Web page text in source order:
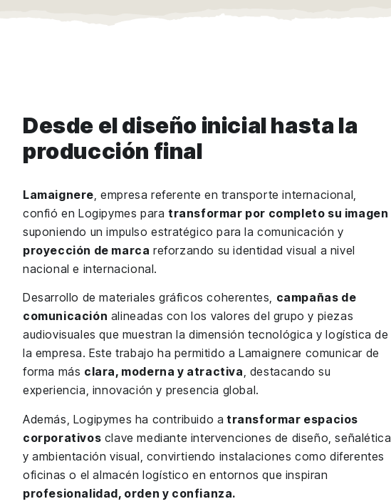
Desde el diseño inicial hasta la
producción final
Lamaignere, empresa referente en transporte internacional,
confió en Logipymes paratransformar por completo su imagen
suponiendo un impulso estratégico para la comunicación y
proyección de marca reforzando su identidad visual a nivel
nacional e internacional.
Desarrollo de materiales gráficos coherentes, campañas de
comunicación alineadas con los valores del grupo y piezas
audiovisuales que muestran la dimensión tecnológica y logística de
la empresa. Este trabajo ha permitido a Lamaignere comunicar de
forma más clara, moderna y atractiva, destacando su
experiencia, innovación y presencia global.
Además, Logipymes ha contribuido a transformar espacios
corporativos clave mediante intervenciones de diseño, señalética
y ambientación visual, convirtiendo instalaciones como diferentes
oficinas o el almacén logístico en entornos que inspiran
profesionalidad, orden y confianza.